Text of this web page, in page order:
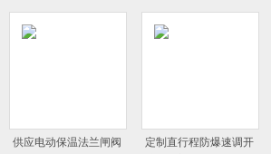
供应电动保温法兰闸阀
定制直行程防爆速调开